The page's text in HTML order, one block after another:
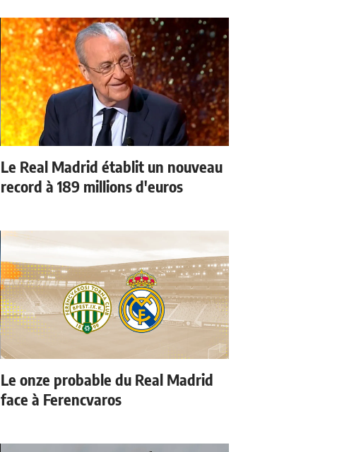
Le Real Madrid établit un nouveau
record à 189 millions d'euros
Le onze probable du Real Madrid
face à Ferencvaros